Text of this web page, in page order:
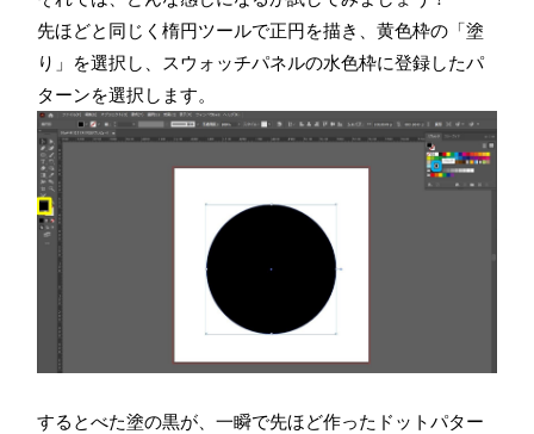
先ほどと同じく楕円ツールで正円を描き、黄色枠の「塗
り」を選択し、スウォッチパネルの水色枠に登録したパ
ターンを選択します。
するとべた塗の黒が、一瞬で先ほど作ったドットパター